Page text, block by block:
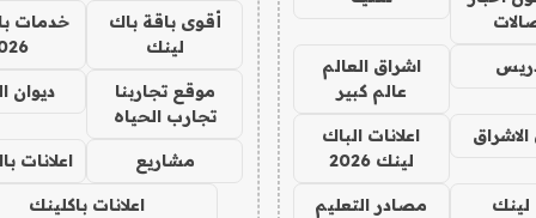
اشراق العالم
عالم كبير
اعلانات الباك
لينك 2026
لينك
مصادر التعليم
أقوى باقة باك
لينك
خدمات
موقع تجاربنا
تجارب الحياه
ديوان
مشاريع اعلانات
اعلانات باكلينك